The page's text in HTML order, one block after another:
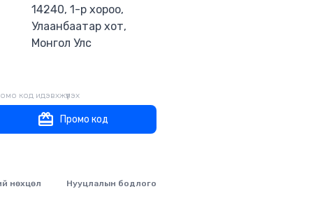
14240, 1-р хороо,
Улаанбаатар хот,
Монгол Улс
код идэвхжүүлэх
Промо код
нөхцөл Нууцлалын бодлого